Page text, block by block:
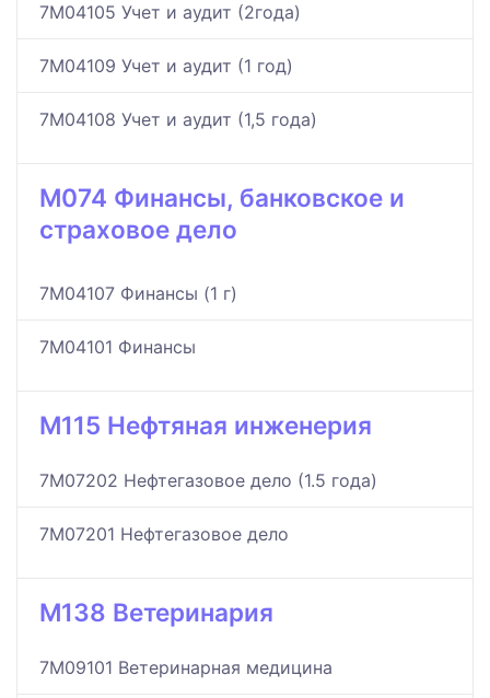
7M04105 Учет и аудит (2года)
7M04109 Учет и аудит (1 год)
7M04108 Учет и аудит (1,5 года)
M074 Финансы, банковское и
страховое дело
7M04107 Финансы (1 г)
7M04101 Финансы
M115 Нефтяная инженерия
7M07202 Нефтегазовое дело (1.5 года)
7M07201 Нефтегазовое дело
M138 Ветеринария
7M09101 Ветеринарная медицина